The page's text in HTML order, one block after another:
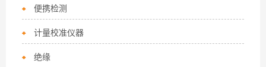
便携检测
计量校准仪器
绝缘